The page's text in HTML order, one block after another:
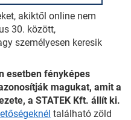
akiktől online nem
30. között,
személyesen keresik
esetben fényképes
magukat, amit a
a STATEK Kft. állít ki.
található zöld